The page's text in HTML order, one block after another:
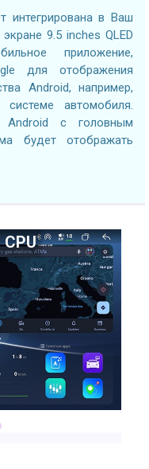
интегрирована в Ваш
9.5 inches QLED
приложение,
для отображения
Android, например,
системе автомобиля.
Android с головным
будет отображать
CPU